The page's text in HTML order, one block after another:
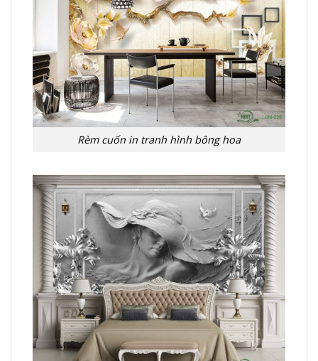
Rèm cuốn in tranh hình bông hoa